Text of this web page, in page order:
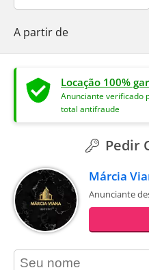
A partir de
Locação 100%
Anunciante verificado
total antifraude
Pedir
Márcia
Anunciante
contact_name